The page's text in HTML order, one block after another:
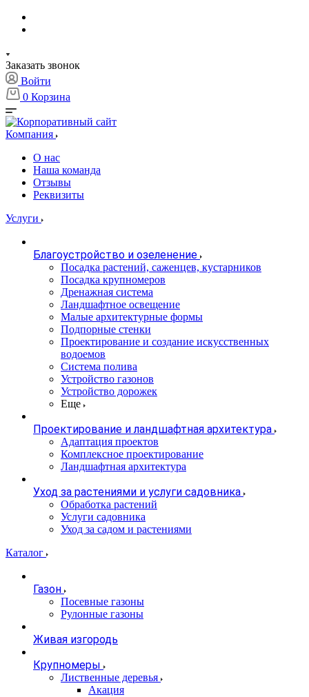
Заказать звонок
Войти
0 Корзина
Компания
О нас
Наша команда
Отзывы
Реквизиты
Услуги
Благоустройство и озеленение
Посадка растений, саженцев, кустарников
Посадка крупномеров
Дренажная система
Ландшафтное освещение
Малые архитектурные формы
Подпорные стенки
Проектирование и создание искусственных
водоемов
Система полива
Устройство газонов
Устройство дорожек
Еще
Проектирование и ландшафтная архитектура
Адаптация проектов
Комплексное проектирование
Ландшафтная архитектура
Уход за растениями и услуги садовника
Обработка растений
Услуги садовника
Уход за садом и растениями
Каталог
Газон
Посевные газоны
Рулонные газоны
Живая изгородь
Крупномеры
Лиственные деревья
Акация